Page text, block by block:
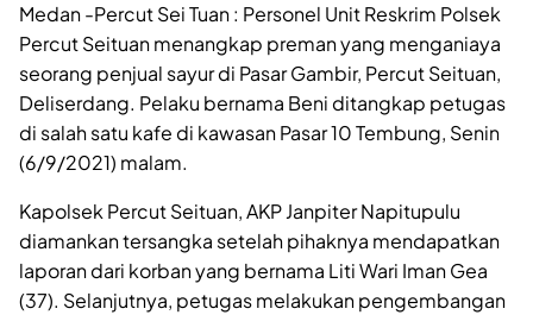
Medan -Percut Sei Tuan : Personel Unit Reskrim Polsek
Percut Seituan menangkap preman yang menganiaya
seorang penjual sayur di Pasar Gambir, Percut Seituan,
Deliserdang. Pelaku bernama Beni ditangkap petugas
di salah satu kafe di kawasan Pasar 10 Tembung, Senin
(6/9/2021) malam.
Kapolsek Percut Seituan, AKP Janpiter Napitupulu
diamankan tersangka setelah pihaknya mendapatkan
laporan dari korban yang bernama Liti Wari Iman Gea
(37). Selanjutnya, petugas melakukan pengembangan